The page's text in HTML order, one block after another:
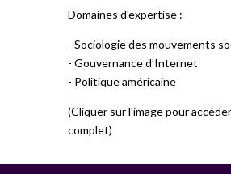
Domaines d'expertise :
- Sociologie des mouvements
- Gouvernance d’Internet
- Politique américaine
(Cliquer sur l'image pour
complet)